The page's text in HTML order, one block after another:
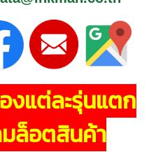
งแต่ละรุ่นแตก
ล็อตสินค้า